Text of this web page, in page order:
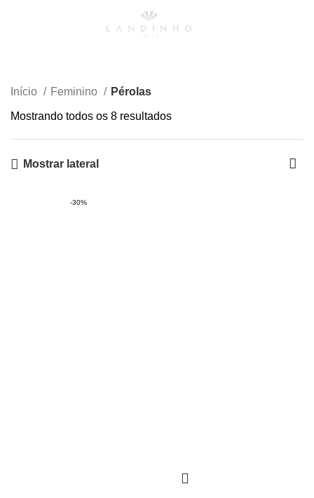
Início Feminino Pérolas
Mostrando todos os 8 resultados
Mostrar lateral
-30%